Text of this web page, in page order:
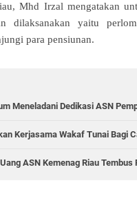
Mhd Irzal mengatakan
dilaksanakan yaitu
para pensiunan.
Meneladani Dedikasi ASN
Kerjasama Wakaf Tunai Bagi
ASN Kemenag Riau Tembus